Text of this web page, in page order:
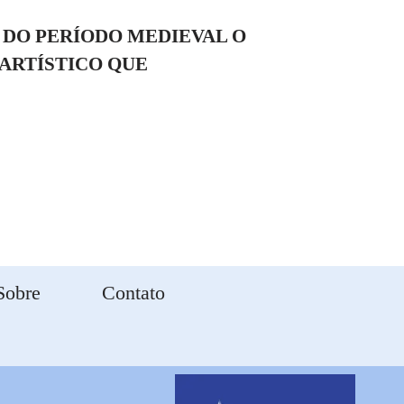
PERÍODO MEDIEVAL O
QUE
Contato